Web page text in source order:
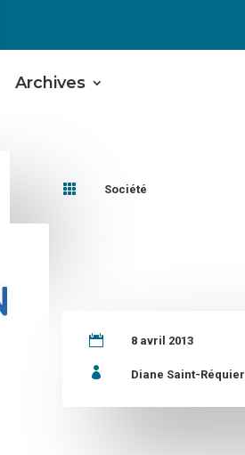
Archives
 Société
 8 avril 2013
 Diane Saint-Réquier